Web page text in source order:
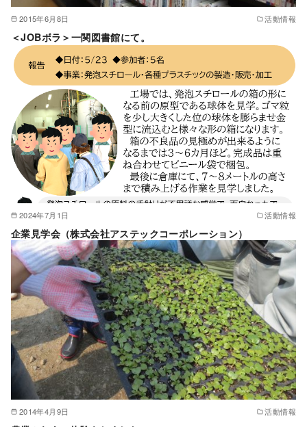
2015年6月8日 活動情報
＜JOBボラ＞一関図書館にて。
2024年7月1日 活動情報
企業見学会（株式会社アステックコーポレーション）
2014年4月9日 活動情報